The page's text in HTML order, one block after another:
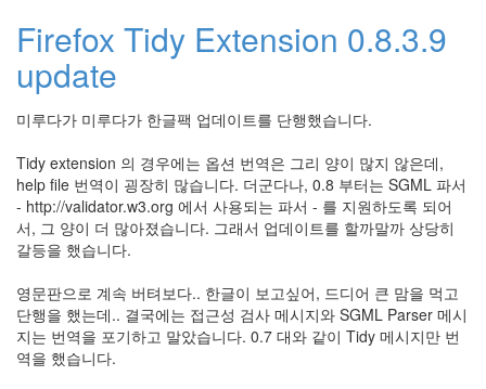
Firefox Tidy Extension 0.8.3.9
update
미루다가 미루다가 한글팩 업데이트를 단행했습니다.
Tidy extension 의 경우에는 옵션 번역은 그리 양이 많지 않은데,
help file 번역이 굉장히 많습니다. 더군다나, 0.8 부터는 SGML 파서
- http://validator.w3.org 에서 사용되는 파서 - 를 지원하도록 되어
서, 그 양이 더 많아졌습니다. 그래서 업데이트를 할까말까 상당히
갈등을 했습니다.
영문판으로 계속 버텨보다.. 한글이 보고싶어, 드디어 큰 맘을 먹고
단행을 했는데.. 결국에는 접근성 검사 메시지와 SGML Parser 메시
지는 번역을 포기하고 말았습니다. 0.7 대와 같이 Tidy 메시지만 번
역을 했습니다.
이
11
둘
째
사
일
지
3
Tech
143
녕
리
눅
스